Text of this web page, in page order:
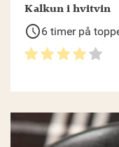
Kalkun i hvitvin
schedule6 timer på